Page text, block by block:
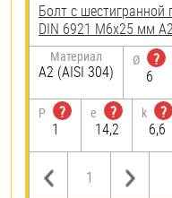
Болт с
DIN 6921 М6х25 мм
Материал
А2 (AISI 304)
Ø
?
6
P
?
1
e
?
14,2
k
?
6,6